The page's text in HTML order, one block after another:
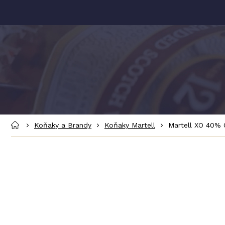
obsah
DomůKoňaky a Brandy Koňaky Martell Martell XO 40%